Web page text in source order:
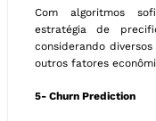
Com algoritmos
estratégia de
considerando
outros fatores
5- Churn Prediction